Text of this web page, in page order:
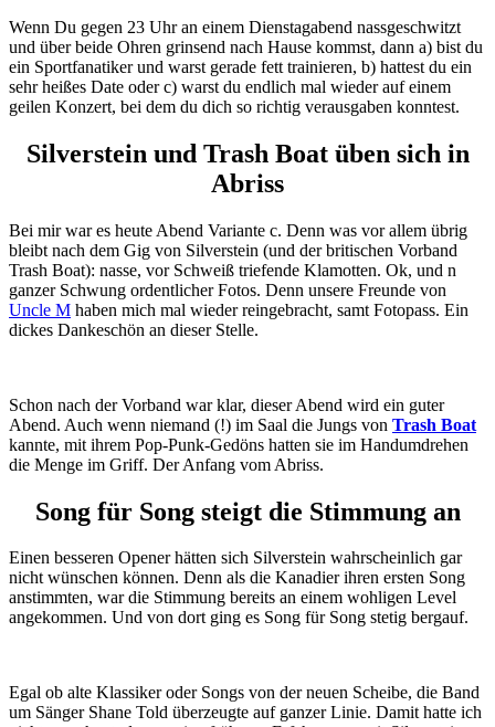
Wenn Du gegen 23 Uhr an einem Dienstagabend nassgeschwitzt
und über beide Ohren grinsend nach Hause kommst, dann a) bist du
ein Sportfanatiker und warst gerade fett trainieren, b) hattest du ein
sehr heißes Date oder c) warst du endlich mal wieder auf einem
geilen Konzert, bei dem du dich so richtig verausgaben konntest.
Silverstein und Trash Boat üben sich in
Abriss
Bei mir war es heute Abend Variante c. Denn was vor allem übrig
bleibt nach dem Gig von Silverstein (und der britischen Vorband
Trash Boat): nasse, vor Schweiß triefende Klamotten. Ok, und n
ganzer Schwung ordentlicher Fotos. Denn unsere Freunde von
Uncle M haben mich mal wieder reingebracht, samt Fotopass. Ein
dickes Dankeschön an dieser Stelle.
Schon nach der Vorband war klar, dieser Abend wird ein guter
Abend. Auch wenn niemand (!) im Saal die Jungs von Trash Boat
kannte, mit ihrem Pop-Punk-Gedöns hatten sie im Handumdrehen
die Menge im Griff. Der Anfang vom Abriss.
Song für Song steigt die Stimmung an
Einen besseren Opener hätten sich Silverstein wahrscheinlich gar
nicht wünschen können. Denn als die Kanadier ihren ersten Song
anstimmten, war die Stimmung bereits an einem wohligen Level
angekommen. Und von dort ging es Song für Song stetig bergauf.
Egal ob alte Klassiker oder Songs von der neuen Scheibe, die Band
um Sänger Shane Told überzeugte auf ganzer Linie. Damit hatte ich